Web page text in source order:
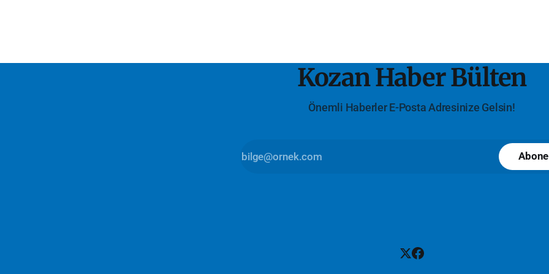
Kozan Haber Bülten
Önemli Haberler E-Posta Adresinize Gelsin!